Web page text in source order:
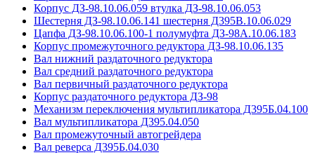
Корпус ДЗ-98.10.06.059 втулка ДЗ-98.10.06.053
Шестерня ДЗ-98.10.06.141 шестерня Д395В.10.06.029
Цапфа ДЗ-98.10.06.100-1 полумуфта ДЗ-98А.10.06.183
Корпус промежуточного редуктора ДЗ-98.10.06.135
Вал нижний раздаточного редуктора
Вал средний раздаточного редуктора
Вал первичный раздаточного редуктора
Корпус раздаточного редуктора ДЗ-98
Механизм переключения мультипликатора Д395Б.04.100
Вал мультипликатора Д395.04.050
Вал промежуточный автогрейдера
Вал реверса Д395Б.04.030